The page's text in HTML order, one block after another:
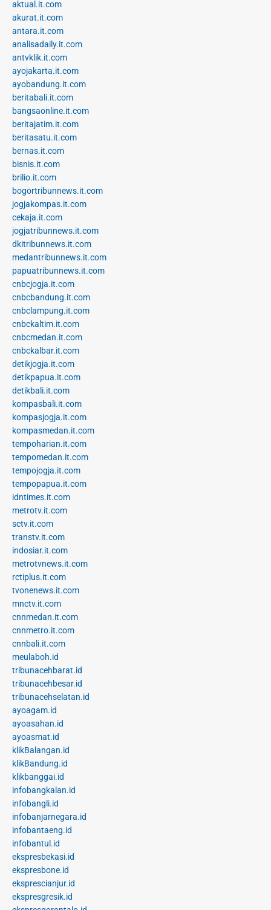
aktual.it.com
akurat.it.com
antara.it.com
analisadaily.it.com
antvklik.it.com
ayojakarta.it.com
ayobandung.it.com
beritabali.it.com
bangsaonline.it.com
beritajatim.it.com
beritasatu.it.com
bernas.it.com
bisnis.it.com
brilio.it.com
bogortribunnews.it.com
jogjakompas.it.com
cekaja.it.com
jogjatribunnews.it.com
dkitribunnews.it.com
medantribunnews.it.com
papuatribunnews.it.com
cnbcjogja.it.com
cnbcbandung.it.com
cnbclampung.it.com
cnbckaltim.it.com
cnbcmedan.it.com
cnbckalbar.it.com
detikjogja.it.com
detikpapua.it.com
detikbali.it.com
kompasbali.it.com
kompasjogja.it.com
kompasmedan.it.com
tempoharian.it.com
tempomedan.it.com
tempojogja.it.com
tempopapua.it.com
idntimes.it.com
metrotv.it.com
sctv.it.com
transtv.it.com
indosiar.it.com
metrotvnews.it.com
rctiplus.it.com
tvonenews.it.com
mnctv.it.com
cnnmedan.it.com
cnnmetro.it.com
cnnbali.it.com
meulaboh.id
tribunacehbarat.id
tribunacehbesar.id
tribunacehselatan.id
ayoagam.id
ayoasahan.id
ayoasmat.id
klikBalangan.id
klikBandung.id
klikbanggai.id
infobangkalan.id
infobangli.id
infobanjarnegara.id
infobantaeng.id
infobantul.id
ekspresbekasi.id
ekspresbone.id
eksprescianjur.id
ekspresgresik.id